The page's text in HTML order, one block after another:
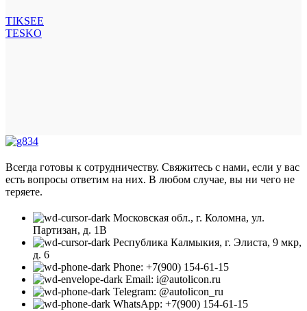
TIKSEE
TESKO
Всегда готовы к сотрудничеству. Свяжитесь с нами, если у вас
есть вопросы ответим на них. В любом случае, вы ни чего не
теряете.
Московская обл., г. Коломна, ул.
Партизан, д. 1В
Республика Калмыкия, г. Элиста, 9 мкр,
д. 6
Phone: +7(900) 154-61-15
Email: i@autolicon.ru
Telegram: @autolicon_ru
WhatsApp: +7(900) 154-61-15